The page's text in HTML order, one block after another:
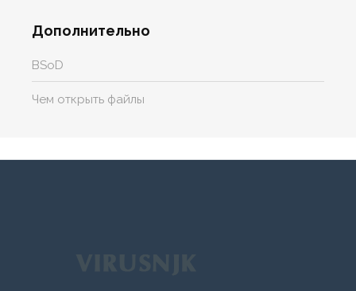
Дополнительно
BSoD
Чем открыть файлы